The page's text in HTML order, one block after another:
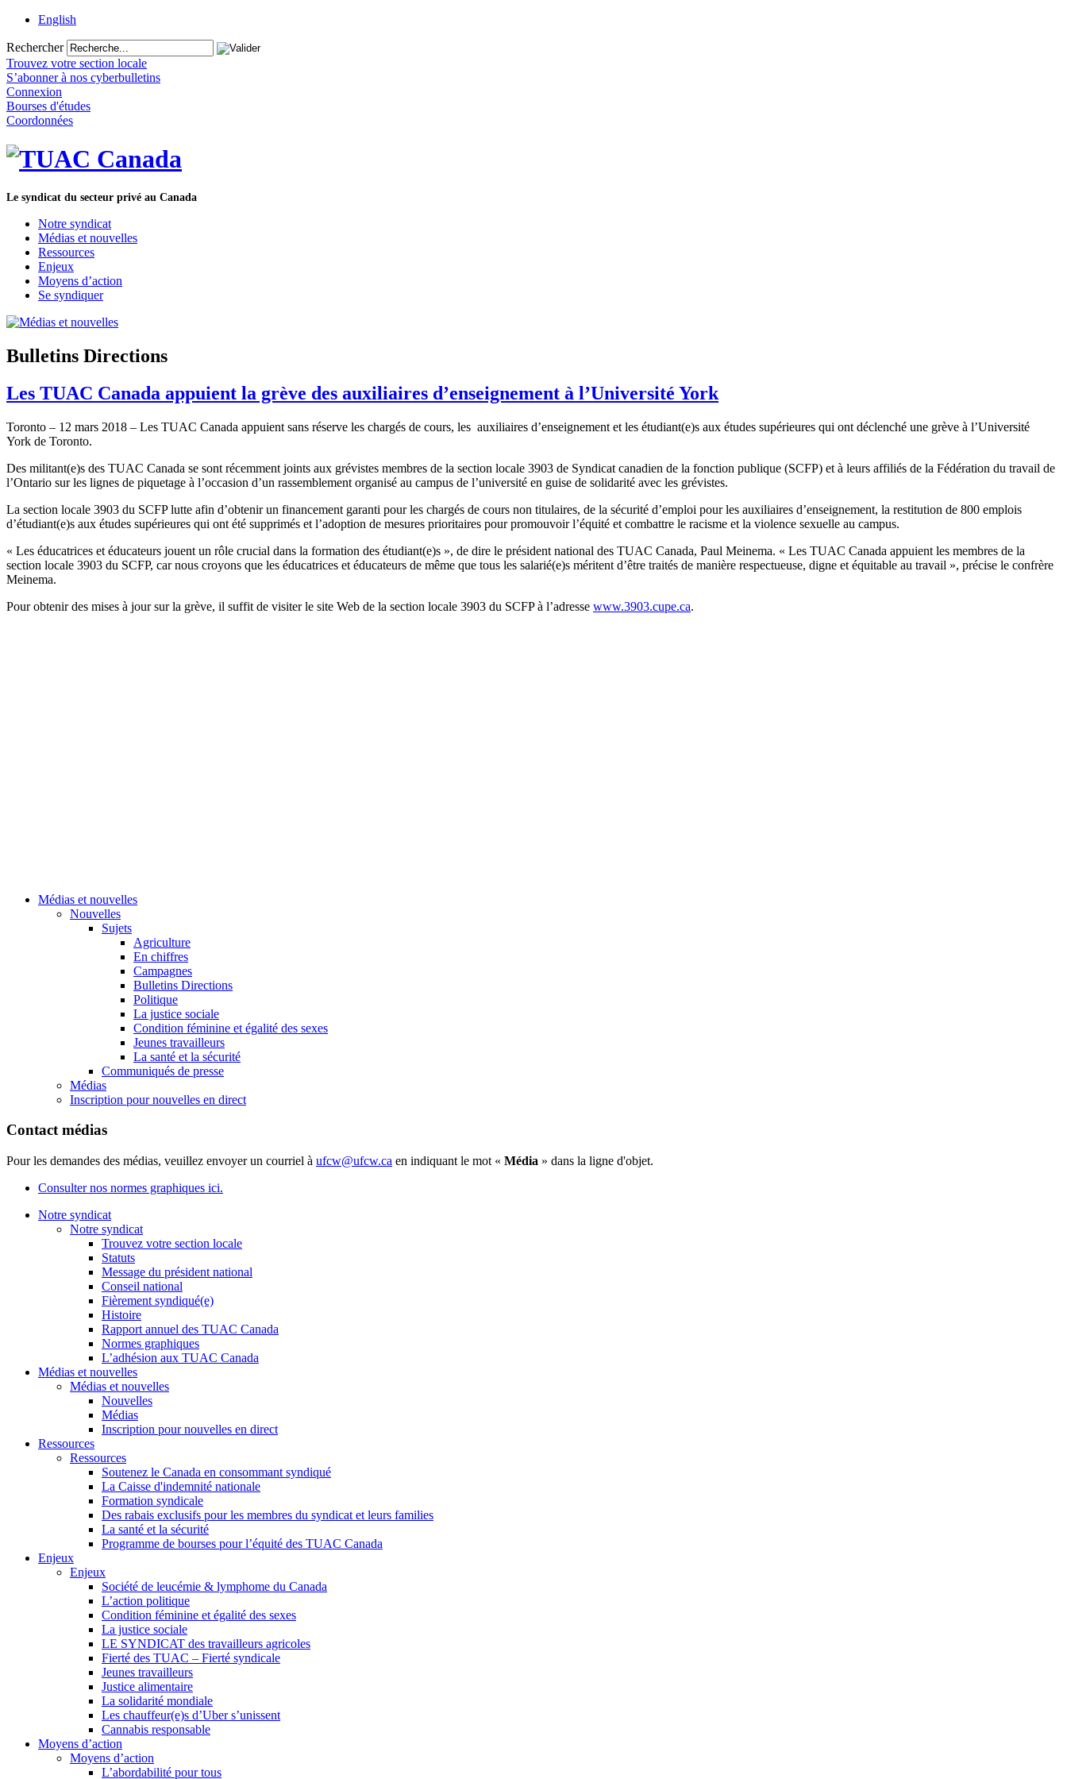
English
Rechercher
Trouvez votre section locale
S’abonner à nos cyberbulletins
Connexion
Bourses d'études
Coordonnées
Le syndicat du secteur privé au Canada
Notre syndicat
Médias et nouvelles
Ressources
Enjeux
Moyens d’action
Se syndiquer
Bulletins Directions
Les TUAC Canada appuient la grève des auxiliaires d’enseignement à l’Université York
Toronto – 12 mars 2018 – Les TUAC Canada appuient sans réserve les chargés de cours, les auxiliaires d’enseignement et les étudiant(e)s aux études supérieures qui ont déclenché une grève à l’Université
York de Toronto.
Des militant(e)s des TUAC Canada se sont récemment joints aux grévistes membres de la section locale 3903 de Syndicat canadien de la fonction publique (SCFP) et à leurs affiliés de la Fédération du travail de
l’Ontario sur les lignes de piquetage à l’occasion d’un rassemblement organisé au campus de l’université en guise de solidarité avec les grévistes.
La section locale 3903 du SCFP lutte afin d’obtenir un financement garanti pour les chargés de cours non titulaires, de la sécurité d’emploi pour les auxiliaires d’enseignement, la restitution de 800 emplois
d’étudiant(e)s aux études supérieures qui ont été supprimés et l’adoption de mesures prioritaires pour promouvoir l’équité et combattre le racisme et la violence sexuelle au campus.
« Les éducatrices et éducateurs jouent un rôle crucial dans la formation des étudiant(e)s », de dire le président national des TUAC Canada, Paul Meinema. « Les TUAC Canada appuient les membres de la
section locale 3903 du SCFP, car nous croyons que les éducatrices et éducateurs de même que tous les salarié(e)s méritent d’être traités de manière respectueuse, digne et équitable au travail », précise le confrère
Meinema.
Pour obtenir des mises à jour sur la grève, il suffit de visiter le site Web de la section locale 3903 du SCFP à l’adresse www.3903.cupe.ca.
Médias et nouvelles
Nouvelles
Sujets
Agriculture
En chiffres
Campagnes
Bulletins Directions
Politique
La justice sociale
Condition féminine et égalité des sexes
Jeunes travailleurs
La santé et la sécurité
Communiqués de presse
Médias
Inscription pour nouvelles en direct
Contact médias
Pour les demandes des médias, veuillez envoyer un courriel à ufcw@ufcw.ca en indiquant le mot « Média » dans la ligne d'objet.
Consulter nos normes graphiques ici.
Notre syndicat
Notre syndicat
Trouvez votre section locale
Statuts
Message du président national
Conseil national
Fièrement syndiqué(e)
Histoire
Rapport annuel des TUAC Canada
Normes graphiques
L’adhésion aux TUAC Canada
Médias et nouvelles
Médias et nouvelles
Nouvelles
Médias
Inscription pour nouvelles en direct
Ressources
Ressources
Soutenez le Canada en consommant syndiqué
La Caisse d'indemnité nationale
Formation syndicale
Des rabais exclusifs pour les membres du syndicat et leurs families
La santé et la sécurité
Programme de bourses pour l’équité des TUAC Canada
Enjeux
Enjeux
Société de leucémie & lymphome du Canada
L’action politique
Condition féminine et égalité des sexes
La justice sociale
LE SYNDICAT des travailleurs agricoles
Fierté des TUAC – Fierté syndicale
Jeunes travailleurs
Justice alimentaire
La solidarité mondiale
Les chauffeur(e)s d’Uber s’unissent
Cannabis responsable
Moyens d’action
Moyens d’action
L’abordabilité pour tous